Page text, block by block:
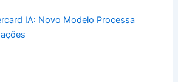
IA: Novo Modelo Processa